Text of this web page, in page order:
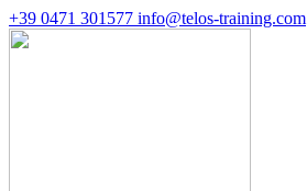
+39 0471 301577 info@telos-training.com